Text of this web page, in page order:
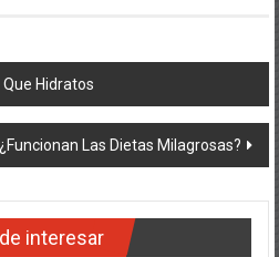
Hidratos
¿Funcionan Las Dietas Milagrosas?
interesar